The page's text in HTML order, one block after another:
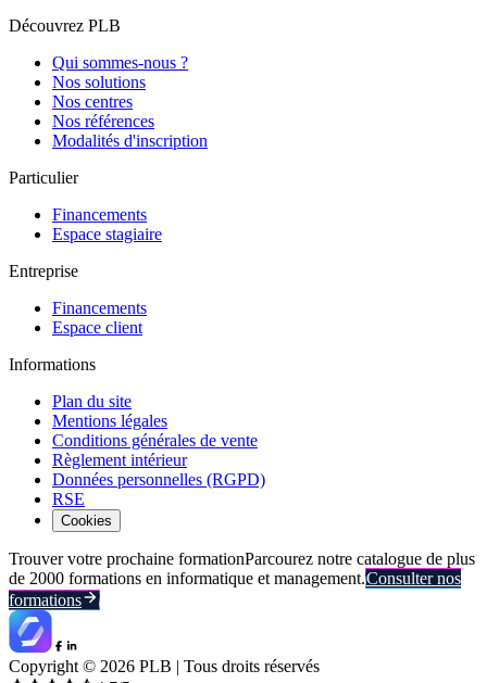
Découvrez PLB
Qui sommes-nous ?
Nos solutions
Nos centres
Nos références
Modalités d'inscription
Particulier
Financements
Espace stagiaire
Entreprise
Financements
Espace client
Informations
Plan du site
Mentions légales
Conditions générales de vente
Règlement intérieur
Données personnelles (RGPD)
RSE
Cookies
Trouver votre prochaine formationParcourez notre catalogue de plus
de 2000 formations en informatique et management.Consulter nos
formations
Copyright © 2026 PLB | Tous droits réservés